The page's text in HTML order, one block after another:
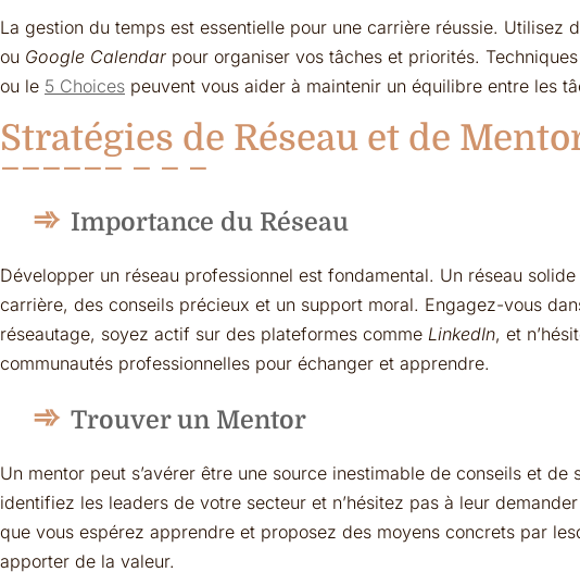
La gestion du temps est essentielle pour une carrière réussie. Utilisez
ou Google Calendar pour organiser vos tâches et priorités.
ou le 5 Choices peuvent vous aider à maintenir un équilibre entre les
Stratégies de Réseau et de
Importance du Réseau
Développer un réseau professionnel est fondamental. Un réseau
carrière, des conseils précieux et un support moral. Engagez-vous
réseautage, soyez actif sur des plateformes comme LinkedIn, et
communautés professionnelles pour échanger et apprendre.
Trouver un Mentor
Un mentor peut s’avérer être une source inestimable de conseils et de
identifiez les leaders de votre secteur et n’hésitez pas à leur
que vous espérez apprendre et proposez des moyens concrets par
apporter de la valeur.